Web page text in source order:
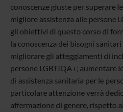
conoscenze giuste per superare
migliore assistenza alle persone
gli obiettivi di questo corso di
la conoscenza dei bisogni
migliorare gli atteggiamenti di
persone LGBTIQA+; aumentare
di assistenza sanitaria per le
particolare attenzione verrà
affermazione di genere, rispetto